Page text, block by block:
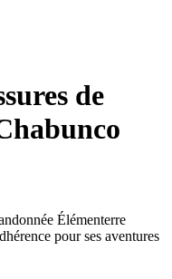
de
Élémenterre
pour ses aventures